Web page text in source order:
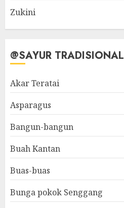
Zukini
@SAYUR TRADISIONAL
Akar Teratai
Asparagus
Bangun-bangun
Buah Kantan
Buas-buas
Bunga pokok Senggang